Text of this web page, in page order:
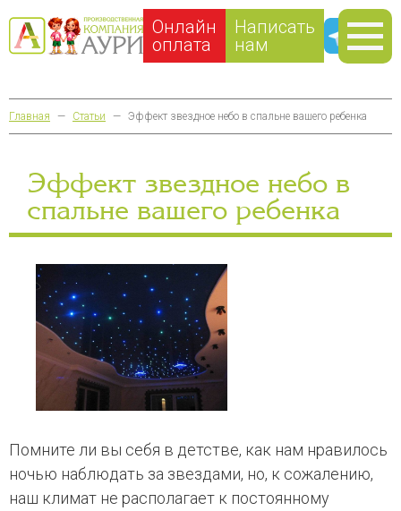
Онлайн
оплата
Написать
нам
Главная — Статьи — Эффект звездное небо в спальне вашего ребенка
Эффект звездное небо в
спальне вашего ребенка
Помните ли вы себя в детстве, как нам нравилось
ночью наблюдать за звездами, но, к сожалению,
наш климат не располагает к постоянному